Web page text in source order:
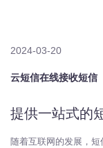
2024-03-20
云短信在线接收短信
提供一站式的
随着互联网的发展，